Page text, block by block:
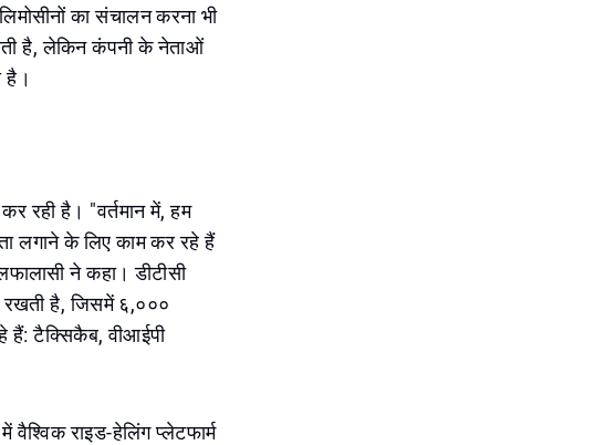
का संचालन करना भी
है, लेकिन कंपनी के नेताओं
है।
रही है। "वर्तमान में, हम
लगाने के लिए काम कर रहे हैं
ने कहा। डीटीसी
रखती है, जिसमें ६,०००
हैं: टैक्सिकैब, वीआईपी
वैश्विक राइड-हेलिंग प्लेटफार्म